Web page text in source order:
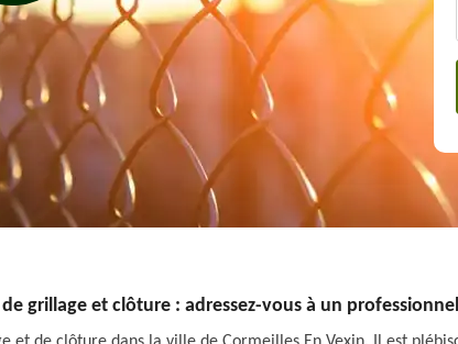
grillage et clôture : adressez-vous à un